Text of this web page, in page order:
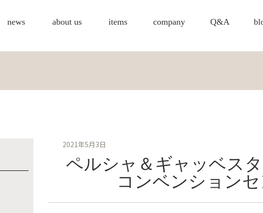
news about us items company Q&A
2021年5月3日
ペルシャ＆ギャッベス
コンベンション